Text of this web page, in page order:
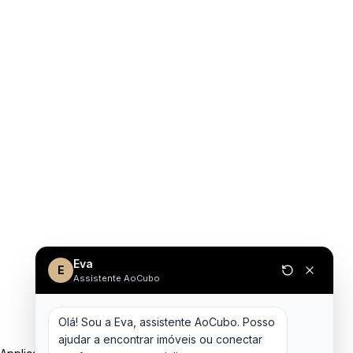
E Eva
Assistente AoCubo
Olá! Sou a Eva, assistente AoCubo. Posso
ajudar a encontrar imóveis ou conectar